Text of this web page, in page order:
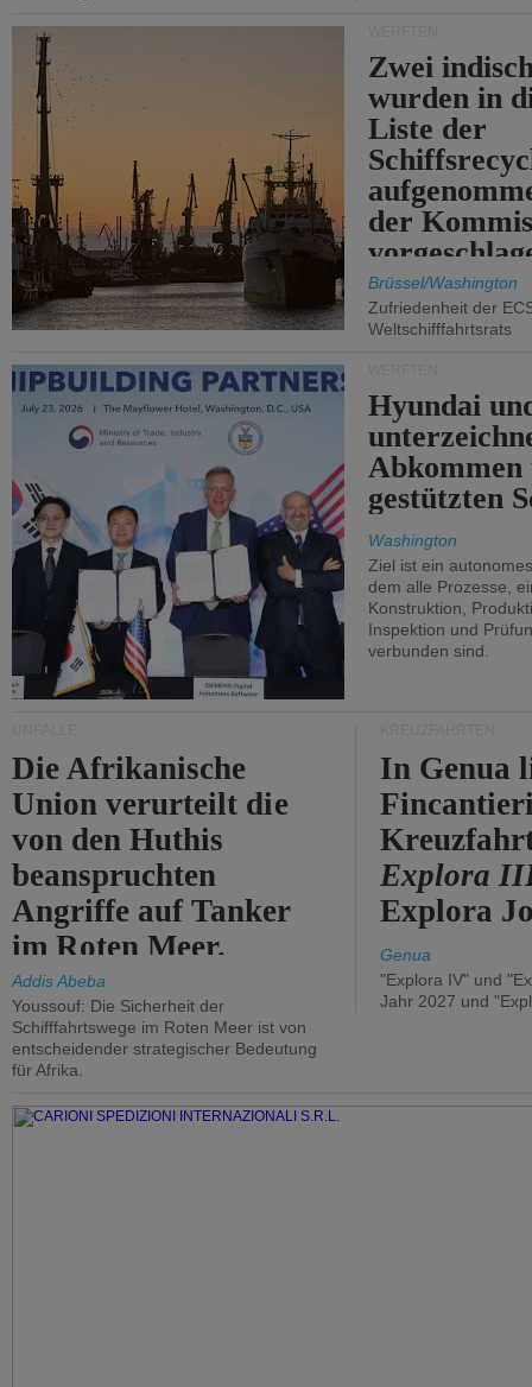
Zwei
wurden in
Liste der
der
Brüssel/Washington
Zufriedenheit der
Weltschifffahrtsrats
Hyundai
gestützten
Washington
Ziel ist ein
dem alle Prozesse,
Konstruktion,
Inspektion und
verbunden sind.
Die Afrikanische
Union verurteilt die
von den Huthis
beanspruchten
Angriffe auf Tanker
im Roten Meer.
Addis Abeba
Youssouf: Die Sicherheit der
Schifffahrtswege im Roten Meer ist von
entscheidender strategischer Bedeutung
für Afrika.
In Genua
Explora
Explora
Genua
"Explora IV" und
Jahr 2027 und